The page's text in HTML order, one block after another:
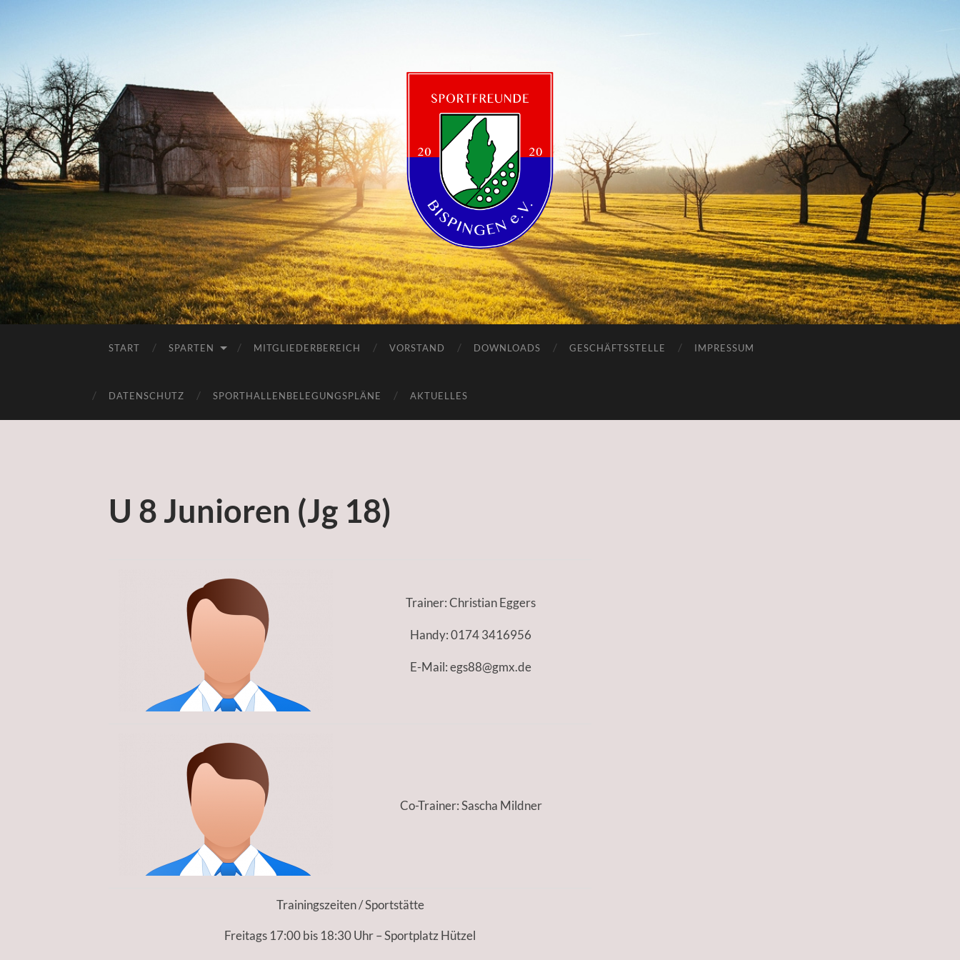
Sportfreunde
Bispingen
e.V.
START SPARTEN MITGLIEDERBEREICH VORSTAND DOWNLOADS GESCHÄFTSSTELLE IMPRESSUM
DATENSCHUTZ SPORTHALLENBELEGUNGSPLÄNE AKTUELLES
U 8 Junioren (Jg 18)
Trainer: Christian Eggers
Handy: 0174 3416956
E-Mail: egs88@gmx.de
Co-Trainer: Sascha Mildner
Trainingszeiten / Sportstätte
Freitags 17:00 bis 18:30 Uhr – Sportplatz Hützel